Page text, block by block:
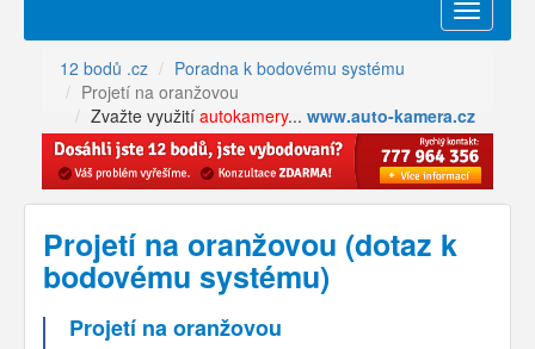
Menu
12 bodů .cz
Poradna k bodovému systému
Projetí na oranžovou
Zvažte využití autokamery... www.auto-kamera.cz
Projetí na oranžovou (dotaz k
bodovému systému)
Projetí na oranžovou